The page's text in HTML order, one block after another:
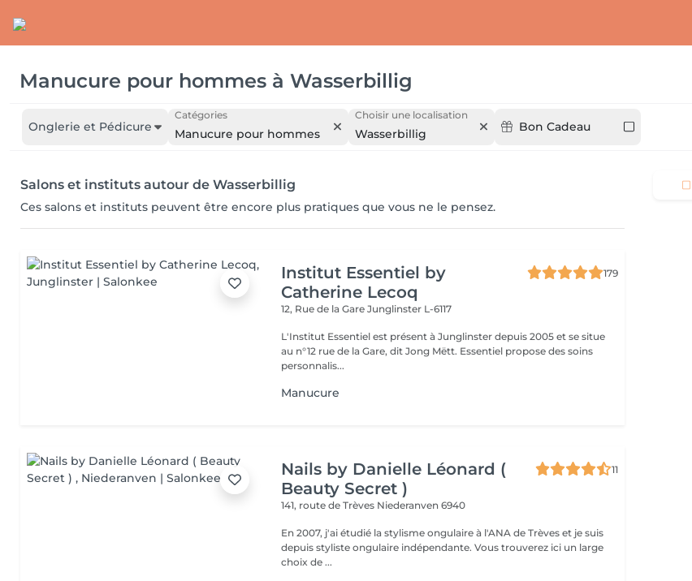
Manucure pour hommes à Wasserbillig
Onglerie et Pédicure
Catégories
Manucure pour hommes
Choisir une localisation
Wasserbillig Bon Cadeau
Salons et instituts autour de Wasserbillig
Ces salons et instituts peuvent être encore plus pratiques que vous ne le pensez.
Institut Essentiel by
Catherine Lecoq
179
12, Rue de la GareJunglinster L-6117
L'Institut Essentiel est présent à Junglinster depuis 2005 et se situe
au n°12 rue de la Gare, dit Jong Mëtt. Essentiel propose des soins
personnalis...
Manucure
Nails by Danielle Léonard (
Beauty Secret )
11
141, route de Trèves Niederanven 6940
En 2007, j'ai étudié la stylisme ongulaire à l'ANA de Trèves et je suis
depuis styliste ongulaire indépendante. Vous trouverez ici un large
choix de ...